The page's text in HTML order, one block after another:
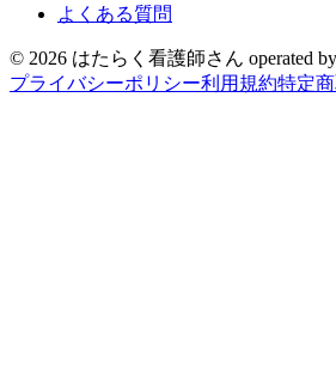
よくある質問
© 2026 はたらく看護師さん operated by
プライバシーポリシー利用規約特定